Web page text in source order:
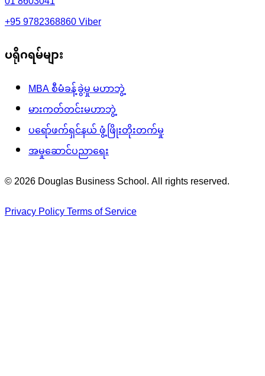
+95 9782368860Viber
ပရိုဂရမ်များ
MBA စီမံခန့်ခွဲမှု မဟာဘွဲ့
မားကတ်တင်းမဟာဘွဲ့
ပရော်ဖက်ရှင်နယ် ဖွံ့ဖြိုးတိုးတက်မှု
အမှုဆောင်ပညာရေး
© 2026 Douglas Business School. All rights reserved.
Privacy PolicyTerms of Service